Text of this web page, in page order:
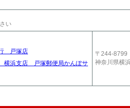
い
戸塚店
横浜支店 戸塚郵便局かんぽサ
〒244-8799
神奈川県横